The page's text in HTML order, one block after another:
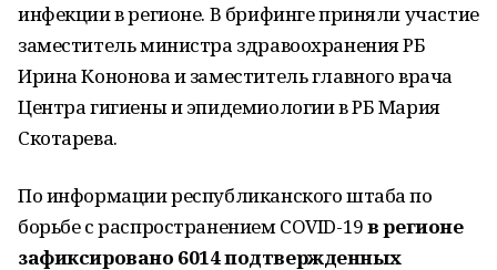
инфекции в регионе. В брифинге приняли участие
заместитель министра здравоохранения РБ
Ирина Кононова и заместитель главного врача
Центра гигиены и эпидемиологии в РБ Мария
Скотарева.
По информации республиканского штаба по
борьбе с распространением COVID-19в регионе
зафиксировано 6014 подтвержденных